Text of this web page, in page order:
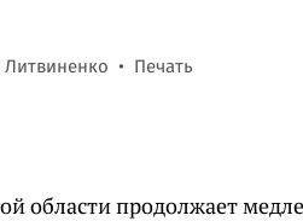
Литвиненко Печать
области продолжает